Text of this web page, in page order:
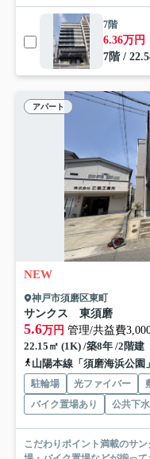
7階
6.36万円
7階 /
アパート
NEW
神戸市須磨区東町
サンクス 東須磨
5.6万円 管理/共益費
22.15㎡ (1K) /築8年 /2階建
山陽本線「須磨海浜公園
駐輪場 光ファイバー
バイク置場あり
公共下水
こだわりポイント満載のサ